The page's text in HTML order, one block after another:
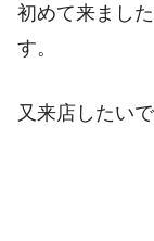
初めて来まし
す。
又来店したいで